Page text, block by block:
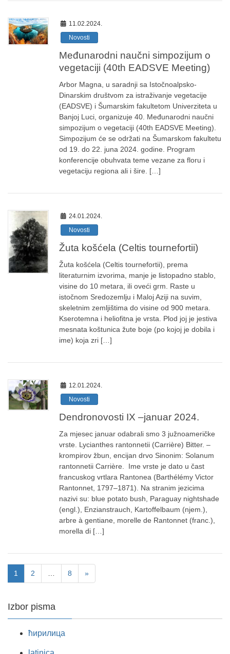
11.02.2024.
Novosti
Međunarodni naučni simpozijum o
vegetaciji (40th EADSVE Meeting)
Arbor Magna, u saradnji sa Istočnoalpsko-
Dinarskim društvom za istraživanje vegetacije
(EADSVE) i Šumarskim fakultetom Univerziteta u
Banjoj Luci, organizuje 40. Međunarodni naučni
simpozijum o vegetaciji (40th EADSVE Meeting).
Simpozijum će se održati na Šumarskom fakultetu
od 19. do 22. juna 2024. godine. Program
konferencije obuhvata teme vezane za floru i
vegetaciju regiona ali i šire. […]
24.01.2024.
Novosti
Žuta košćela (Celtis tournefortii)
Žuta košćela (Celtis tournefortii), prema
literaturnim izvorima, manje je listopadno stablo,
visine do 10 metara, ili oveći grm. Raste u
istočnom Sredozemlju i Maloj Aziji na suvim,
skeletnim zemljištima do visine od 900 metara.
Kserotemna i heliofitna je vrsta. Plod joj je jestiva
mesnata koštunica žute boje (po kojoj je dobila i
ime) koja zri […]
12.01.2024.
Novosti
Dendronovosti IX –januar 2024.
Za mjesec januar odabrali smo 3 južnoameričke
vrste. Lycianthes rantonnetii (Carrière) Bitter. –
krompirov žbun, encijan drvo Sinonim: Solanum
rantonnetii Carrière. Ime vrste je dato u čast
francuskog vrtlara Rantonea (Barthélémy Victor
Rantonnet, 1797–1871). Na stranim jezicima
nazivi su: blue potato bush, Paraguay nightshade
(engl.), Enzianstrauch, Kartoffelbaum (njem.),
arbre à gentiane, morelle de Rantonnet (franc.),
morella di […]
1 2 8 »
Izbor pisma
ћирилица